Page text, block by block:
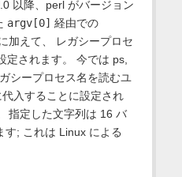
以降、perl がバージョン
argv[0] 経由での
加えて、 レガシープロセ
定されます。 今では ps,
シープロセス名を読むユ
入することに設定され
指定した文字列は 16 バ
す; これは Linux による